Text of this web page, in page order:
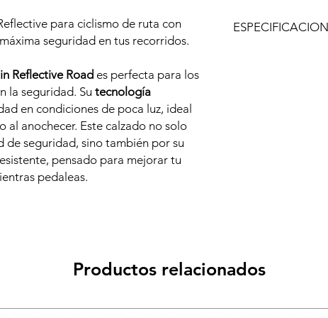
para ciclismo de ruta con
seguridad en tus recorridos.
Reflective Road es perfecta para los
la seguridad. Su tecnología
en condiciones de poca luz, ideal
al anochecer. Este calzado no solo
de seguridad, sino también por su
pensado para mejorar tu
pedaleas.
Productos relacionados